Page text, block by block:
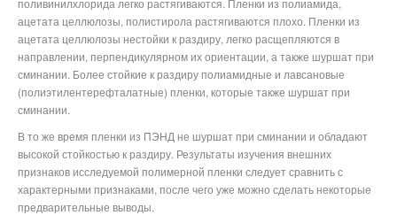
ацетата целлюлозы, полистирола растягиваются плохо. Пленки из
ацетата целлюлозы нестойки к раздиру, легко расщепляются в
направлении, перпендикулярном их ориентации, а также шуршат при
сминании. Более стойкие к раздиру полиамидные и лавсановые
(полиэтилентерефталатные) пленки, которые также шуршат при
сминании.
В то же время пленки из ПЭНД не шуршат при сминании и обладают
высокой стойкостью к раздиру. Результаты изучения внешних
признаков исследуемой полимерной пленки следует сравнить с
характерными признаками, после чего уже можно сделать некоторые
предварительные выводы.